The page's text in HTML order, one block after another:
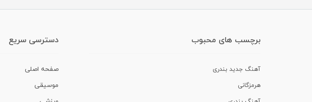
برچسب های محبوب
آهنگ جدید بندری
هرمزگانی
دسترسی سریع
صفحه اصلی
موسیقی